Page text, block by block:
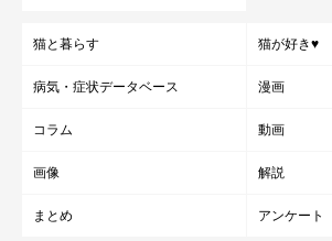
猫と暮らす 猫が好き♥
病気・症状データベース 漫画
コラム 動画
画像 解説
まとめ アンケート